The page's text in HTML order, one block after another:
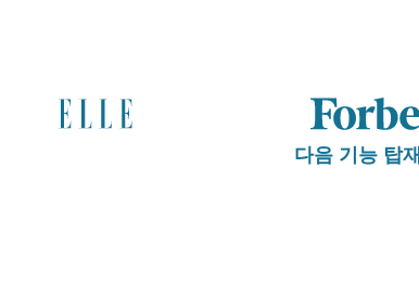
다음 기능 탑재